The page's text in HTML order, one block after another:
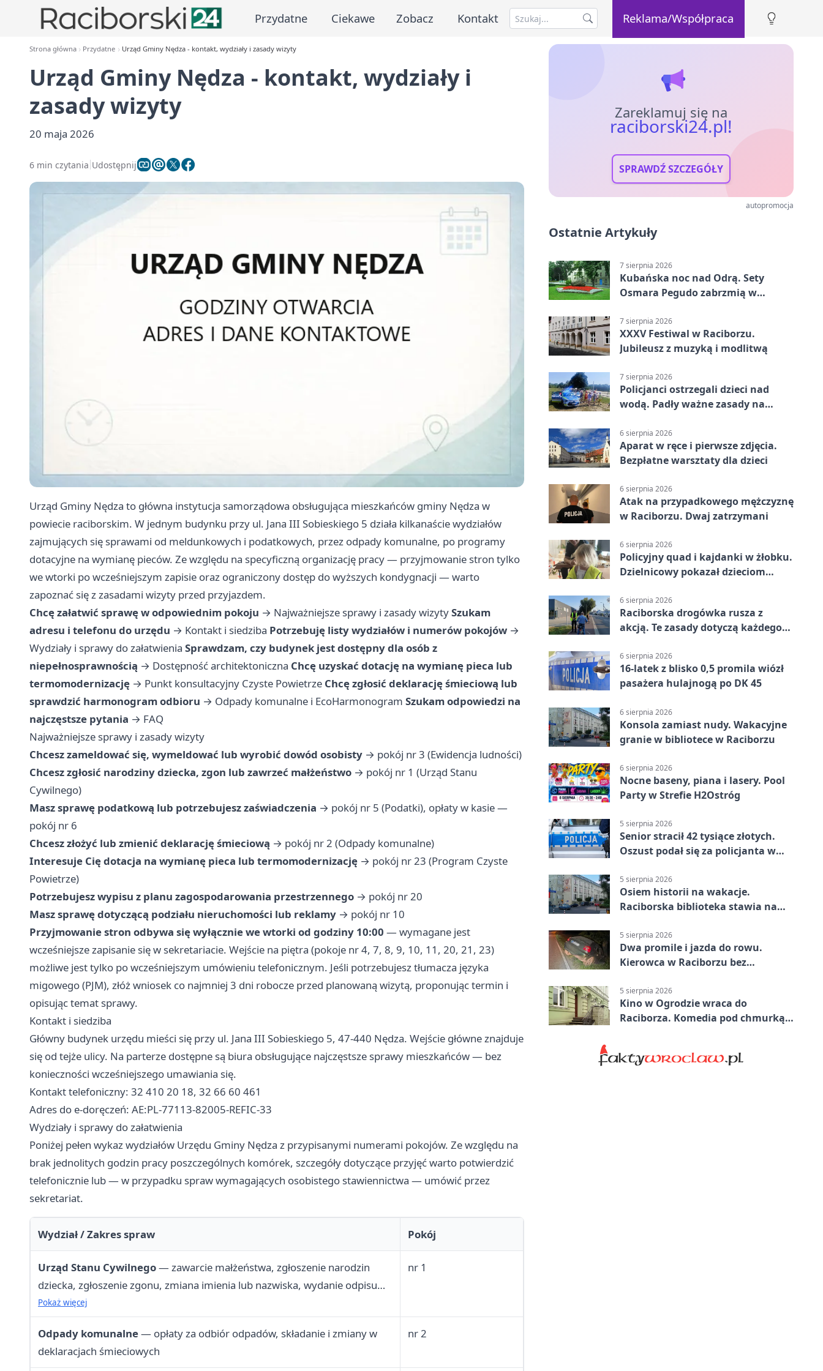
Przydatne Ciekawe Zobacz Kontakt Reklama/Współpraca
Strona główna Przydatne Urząd Gminy Nędza - kontakt, wydziały i zasady wizyty
Urząd Gminy Nędza - kontakt, wydziały i
zasady wizyty
20 maja 2026
6 min czytania Udostępnij
Urząd Gminy Nędza to główna instytucja samorządowa obsługująca mieszkańców gminy Nędza w
powiecie raciborskim. W jednym budynku przy ul. Jana III Sobieskiego 5 działa kilkanaście wydziałów
zajmujących się sprawami od meldunkowych i podatkowych, przez odpady komunalne, po programy
dotacyjne na wymianę pieców. Ze względu na specyficzną organizację pracy — przyjmowanie stron tylko
we wtorki po wcześniejszym zapisie oraz ograniczony dostęp do wyższych kondygnacji — warto
zapoznać się z zasadami wizyty przed przyjazdem.
Chcę załatwić sprawę w odpowiednim pokoju → Najważniejsze sprawy i zasady wizytySzukam
adresu i telefonu do urzędu → Kontakt i siedziba Potrzebuję listy wydziałów i numerów pokojów →
Wydziały i sprawy do załatwienia Sprawdzam, czy budynek jest dostępny dla osób z
niepełnosprawnością → Dostępność architektoniczna Chcę uzyskać dotację na wymianę pieca lub
termomodernizację → Punkt konsultacyjny Czyste Powietrze Chcę zgłosić deklarację śmieciową lub
sprawdzić harmonogram odbioru → Odpady komunalne i EcoHarmonogram Szukam odpowiedzi na
najczęstsze pytania → FAQ
Najważniejsze sprawy i zasady wizyty
Chcesz zameldować się, wymeldować lub wyrobić dowód osobisty → pokój nr 3 (Ewidencja ludności)
Chcesz zgłosić narodziny dziecka, zgon lub zawrzeć małżeństwo → pokój nr 1 (Urząd Stanu
Cywilnego)
Masz sprawę podatkową lub potrzebujesz zaświadczenia → pokój nr 5 (Podatki), opłaty w kasie —
pokój nr 6
Chcesz złożyć lub zmienić deklarację śmieciową → pokój nr 2 (Odpady komunalne)
Interesuje Cię dotacja na wymianę pieca lub termomodernizację → pokój nr 23 (Program Czyste
Powietrze)
Potrzebujesz wypisu z planu zagospodarowania przestrzennego → pokój nr 20
Masz sprawę dotyczącą podziału nieruchomości lub reklamy → pokój nr 10
Przyjmowanie stron odbywa się wyłącznie we wtorki od godziny 10:00 — wymagane jest
wcześniejsze zapisanie się w sekretariacie. Wejście na piętra (pokoje nr 4, 7, 8, 9, 10, 11, 20, 21, 23)
możliwe jest tylko po wcześniejszym umówieniu telefonicznym. Jeśli potrzebujesz tłumacza języka
migowego (PJM), złóż wniosek co najmniej 3 dni robocze przed planowaną wizytą, proponując termin i
opisując temat sprawy.
Kontakt i siedziba
Główny budynek urzędu mieści się przy ul. Jana III Sobieskiego 5, 47-440 Nędza. Wejście główne znajduje
się od tejże ulicy. Na parterze dostępne są biura obsługujące najczęstsze sprawy mieszkańców — bez
konieczności wcześniejszego umawiania się.
Kontakt telefoniczny: 32 410 20 18, 32 66 60 461
Adres do e-doręczeń: AE:PL-77113-82005-REFIC-33
Wydziały i sprawy do załatwienia
Poniżej pełen wykaz wydziałów Urzędu Gminy Nędza z przypisanymi numerami pokojów. Ze względu na
brak jednolitych godzin pracy poszczególnych komórek, szczegóły dotyczące przyjęć warto potwierdzić
telefonicznie lub — w przypadku spraw wymagających osobistego stawiennictwa — umówić przez
sekretariat.
Wydział / Zakres spraw Pokój
Urząd Stanu Cywilnego— zawarcie małżeństwa, zgłoszenie narodzin
dziecka, zgłoszenie zgonu, zmiana imienia lub nazwiska, wydanie odpisu
aktu stanu cywilnego, odtworzenie aktu
Pokaż więcej
nr 1
Odpady komunalne— opłaty za odbiór odpadów, składanie i zmiany w
deklaracjach śmieciowych
nr 2
Zareklamuj się na
raciborski24.pl!
SPRAWDŹ SZCZEGÓŁY
autopromocja
Ostatnie Artykuły
7 sierpnia 2026
Kubańska noc nad Odrą. Sety
Osmara Pegudo zabrzmią w
7 sierpnia 2026
XXXV Festiwal w Raciborzu.
Jubileusz z muzyką i modlitwą
7 sierpnia 2026
Policjanci ostrzegali dzieci nad
wodą. Padły ważne zasady na
6 sierpnia 2026
Aparat w ręce i pierwsze zdjęcia.
Bezpłatne warsztaty dla dzieci
6 sierpnia 2026
Atak na przypadkowego mężczyznę
w Raciborzu. Dwaj zatrzymani
6 sierpnia 2026
Policyjny quad i kajdanki w żłobku.
Dzielnicowy pokazał dzieciom
6 sierpnia 2026
Raciborska drogówka rusza z
akcją. Te zasady dotyczą każdego
6 sierpnia 2026
16-latek z blisko 0,5 promila wiózł
pasażera hulajnogą po DK 45
6 sierpnia 2026
Konsola zamiast nudy. Wakacyjne
granie w bibliotece w Raciborzu
6 sierpnia 2026
Nocne baseny, piana i lasery. Pool
Party w Strefie H2Ostróg
5 sierpnia 2026
Senior stracił 42 tysiące złotych.
Oszust podał się za policjanta w
5 sierpnia 2026
Osiem historii na wakacje.
Raciborska biblioteka stawia na
5 sierpnia 2026
Dwa promile i jazda do rowu.
Kierowca w Raciborzu bez
5 sierpnia 2026
Kino w Ogrodzie wraca do
Raciborza. Komedia pod chmurką